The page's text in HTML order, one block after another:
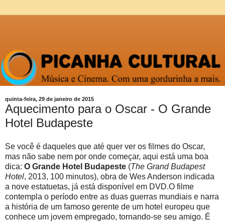
quinta-feira, 29 de janeiro de 2015
Aquecimento para o Oscar - O Grande
Hotel Budapeste
Se você é daqueles que até quer ver os filmes do Oscar,
mas não sabe nem por onde começar, aqui está uma boa
dica: O Grande Hotel Budapeste (The Grand Budapest
Hotel, 2013, 100 minutos), obra de Wes Anderson indicada
a nove estatuetas, já está disponível em DVD.O filme
contempla o período entre as duas guerras mundiais e narra
a história de um famoso gerente de um hotel europeu que
conhece um jovem empregado, tornando-se seu amigo. É